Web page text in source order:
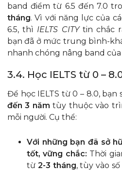
band điểm từ 6.5 đến 7.0
tháng. Vì với năng lực của
6.5, thì IELTS CITYtin chắc
bạn đã ở mức trung bình-
nhanh chóng nâng band
3.4. Học IELTS từ 0 –
Để học IELTS từ 0 – 8.0, bạn
đến 3 năm tùy thuộc vào
mỗi người. Cụ thể:
Với những bạn đã sở
tốt, vững chắc: Thời
từ 2-3 tháng, tùy vào